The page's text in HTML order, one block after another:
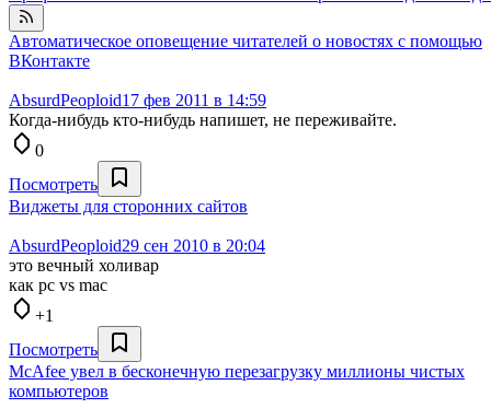
Автоматическое оповещение читателей о новостях с помощью
ВКонтакте
AbsurdPeoploid17 фев 2011 в 14:59
Когда-нибудь кто-нибудь напишет, не переживайте.
0
Посмотреть
Виджеты для сторонних сайтов
AbsurdPeoploid29 сен 2010 в 20:04
это вечный холивар
как pc vs mac
+1
Посмотреть
McAfee увел в бесконечную перезагрузку миллионы чистых
компьютеров